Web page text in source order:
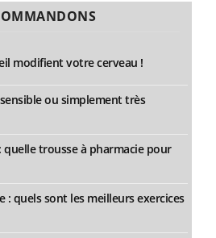
modifient votre cerveau !
ou simplement très
quelle trousse à pharmacie pour
: quels sont les meilleurs exercices